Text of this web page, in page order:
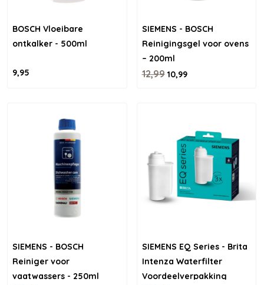
BOSCH Vloeibare
ontkalker - 500ml
9,95
SIEMENS - BOSCH
Reinigingsgel voor ovens
– 200ml
12,9910,99
SIEMENS - BOSCH
Reiniger voor
vaatwassers - 250ml
SIEMENS EQ Series - Brita
Intenza Waterfilter
Voordeelverpakking